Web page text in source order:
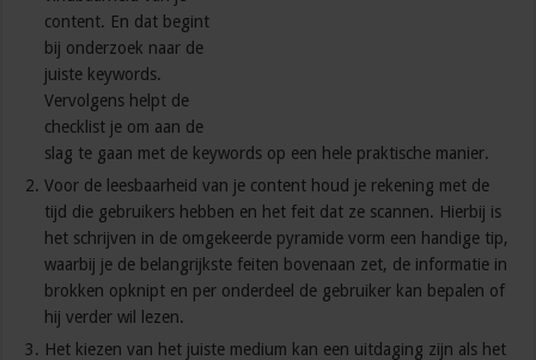
content. En dat begint
bij onderzoek naar de
juiste keywords.
Vervolgens helpt de
checklist je om aan de
slag te gaan met de keywords op een hele praktische manier.
Voor de leesbaarheid van je content houd je rekening met de
tijd die gebruikers hebben en het feit dat ze scannen. Hierbij is
het schrijven in de omgekeerde pyramide vorm een handige tip,
waarbij je de belangrijkste feiten bovenaan zet, de informatie in
brokken opknipt en per onderdeel de gebruiker kan bepalen of
hij verder wil lezen.
Het kiezen van het juiste medium kan een uitdaging zijn als het